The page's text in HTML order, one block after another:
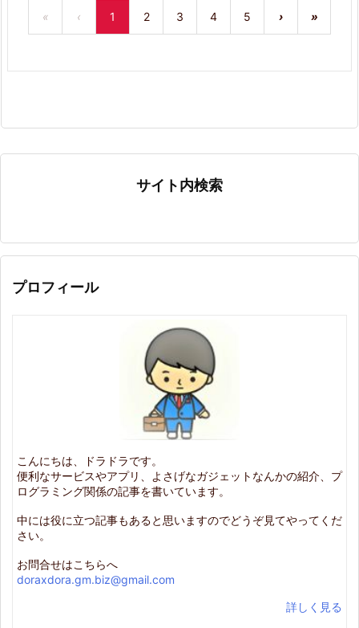
« ‹ 1 2 3 4 5 › »
サイト内検索
プロフィール
こんにちは、ドラドラです。
便利なサービスやアプリ、よさげなガジェットなんかの紹介、プ
ログラミング関係の記事を書いています。
中には役に立つ記事もあると思いますのでどうぞ見てやってくだ
さい。
お問合せはこちらへ
doraxdora.gm.biz@gmail.com
詳しく見る